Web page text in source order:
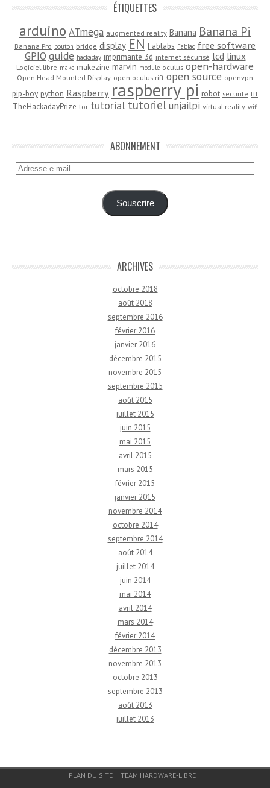
ÉTIQUETTES
arduino ATmega augmented reality Banana Banana Pi
Banana Pro bouton bridge display EN Fablabs Fablac free software
GPIO guide hackaday imprimante 3d internet sécurisé lcd linux
Logiciel libre make makezine marvin module oculus open-hardware
Open Head Mounted Display open oculus rift open source openvpn
pip-boy python Raspberry raspberry pi robot securité tft
TheHackadayPrize tor tutorial tutoriel unjailpi virtual reality wifi
ABONNEMENT
Adresse
Souscrire
ARCHIVES
octobre 2018
août 2018
septembre 2016
février 2016
janvier 2016
décembre 2015
novembre 2015
septembre 2015
août 2015
juillet 2015
juin 2015
mai 2015
avril 2015
mars 2015
février 2015
janvier 2015
novembre 2014
octobre 2014
septembre 2014
août 2014
juillet 2014
juin 2014
mai 2014
avril 2014
mars 2014
février 2014
décembre 2013
novembre 2013
octobre 2013
septembre 2013
août 2013
juillet 2013
Menu du bas de pagePLAN DU SITE
TEAM HARDWARE-LIBRE